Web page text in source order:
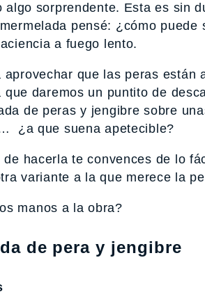
algo sorprendente. Esta es sin
pensé: ¿cómo
a fuego lento.
aprovechar que las peras
que daremos un puntito de
de peras y jengibre sobre
¿a que suena apetecible?
de hacerla te convences de lo
variante a la que merece la
manos a la obra?
de pera y jengibre